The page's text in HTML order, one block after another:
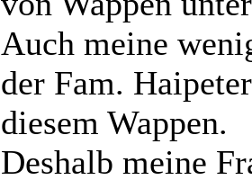
Auch meine
der Fam.
diesem Wappen.
Deshalb meine